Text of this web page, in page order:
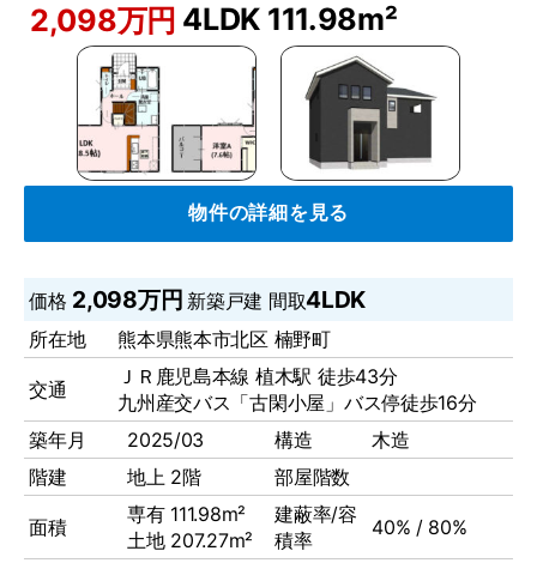
2,098万円 4LDK 111.98m²
物件の詳細を見る
価格 2,098万円 新築戸建 間取4LDK
所在地 熊本県熊本市北区 楠野町
交通
ＪＲ鹿児島本線 植木駅 徒歩43分
九州産交バス「古閑小屋」バス停徒歩16分
築年月
2025/03 構造
木造
階建
地上 2階 部屋階数
面積
専有 111.98m²
土地 207.27m²
建蔽率/容
積率
40% / 80%